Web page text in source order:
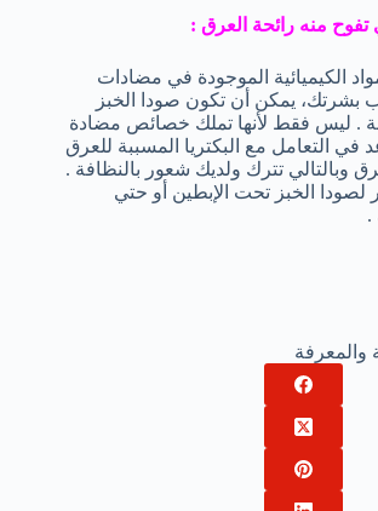
تفوح منه رائحة العرق :
الكيميائية الموجودة في مضادات
بشرتك، يمكن أن تكون صودا الخبز
. ليس فقط لأنها تملك خصائص مضادة
في التعامل مع البكتريا المسببة للعرق
وبالتالي تترك ولديك شعور بالنظافة .
لصودا الخبز تحت الإبطين أو حتي
.
والمعرفة